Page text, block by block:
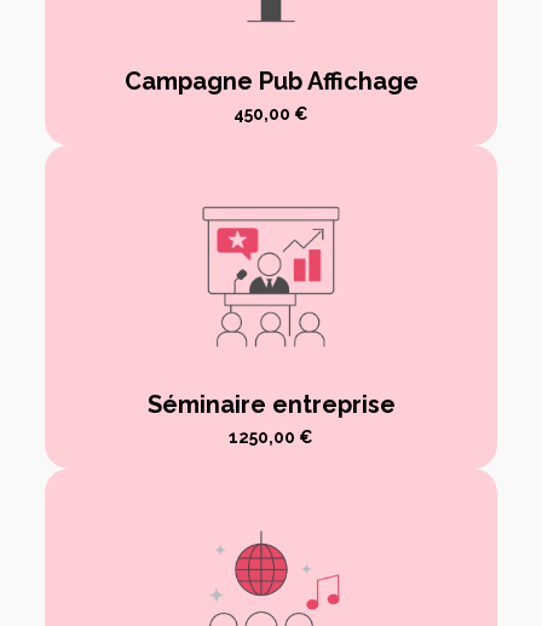
Campagne Pub Affichage
450,00 €
Séminaire entreprise
1250,00 €